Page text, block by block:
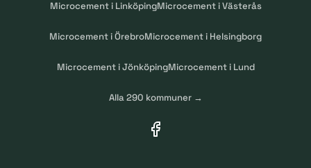
Microcement i LinköpingMicrocement i Västerås
Microcement i ÖrebroMicrocement i Helsingborg
Microcement i JönköpingMicrocement i Lund
Alla 290 kommuner →